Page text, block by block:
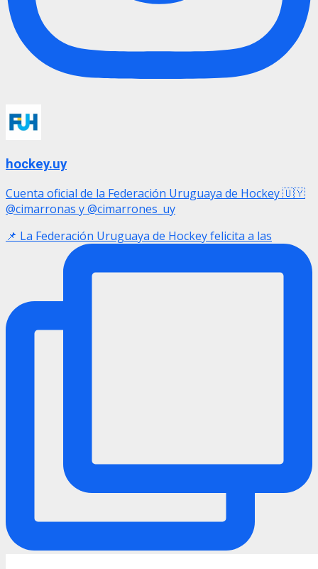
hockey.uy
Cuenta oficial de la Federación Uruguaya de Hockey 🇺🇾
@cimarronas y @cimarrones_uy
📌 La Federación Uruguaya de Hockey felicita a las